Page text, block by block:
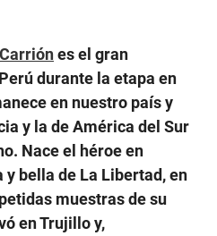
es el gran
durante la etapa en
en nuestro país y
y la de América del Sur
Nace el héroe en
bella de La Libertad, en
muestras de su
en Trujillo y,